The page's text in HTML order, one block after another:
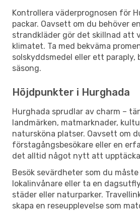
Kontrollera väderprognosen för
packar. Oavsett om du behöver
strandkläder gör det skillnad att
klimatet. Ta med bekväma
solskyddsmedel eller ett paraply,
säsong.
Höjdpunkter i Hurghada
Hurghada sprudlar av charm –
landmärken, matmarknader,
natursköna platser. Oavsett om
förstagångsbesökare eller en
det alltid något nytt att
Besök sevärdheter som du
lokalinvånare eller ta en
städer eller naturparker.
skapa en reseupplevelse som